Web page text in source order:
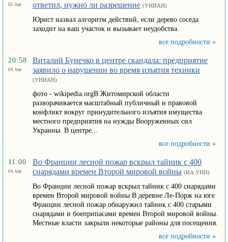
05 Авг
ответил, нужно ли разрешение (УНИАН)
Юрист назвал алгоритм действий, если дерево соседа
заходит на ваш участок и вызывает неудобства.
все подробности »
20:58
04 Авг
Виталий Бунечко в центре скандала: предприятие
заявило о нарушении во время изъятия техники
(УНИАН)
фото - wikipedia.orgВ Житомирской области
разворачивается масштабный публичный и правовой
конфликт вокруг принудительного изъятия имущества
местного предприятия на нужды Вооруженных сил
Украины. В центре...
все подробности »
11:00
04 Авг
Во Франции лесной пожар вскрыл тайник с 400
снарядами времен Второй мировой войны (ИА УНН)
Во Франции лесной пожар вскрыл тайник с 400 снарядами
времен Второй мировой войны В деревне Ле-Порж на юге
Франции лесной пожар обнаружил тайник с 400 старыми
снарядами и боеприпасами времен Второй мировой войны.
Местные власти закрыли некоторые районы для посещения.
все подробности »